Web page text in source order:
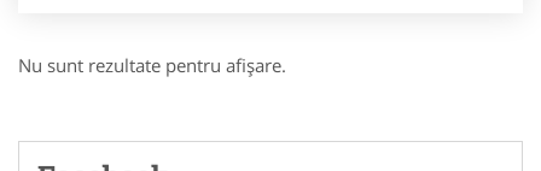
Nu sunt rezultate pentru afişare.